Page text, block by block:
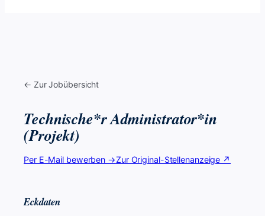
← Zur Jobübersicht
Technische*r Administrator*in
(Projekt)
Per E-Mail bewerben →Zur Original-Stellenanzeige ↗
Eckdaten